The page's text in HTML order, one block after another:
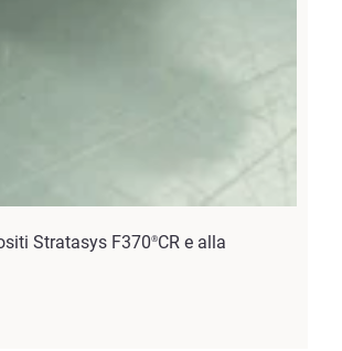
Stratasys F370®CR e alla